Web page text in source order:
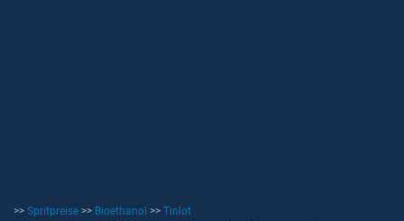
>> Spritpreise >> Bioethanol >> Tinlot